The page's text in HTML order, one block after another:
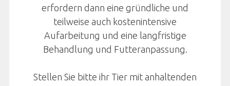
erfordern dann eine gründliche und
teilweise auch kostenintensive
Aufarbeitung und eine langfristige
Behandlung und Futteranpassung.
Stellen Sie bitte ihr Tier mit anhaltenden